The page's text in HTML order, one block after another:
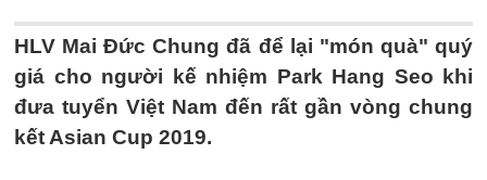
HLV Mai Đức Chung đã để lại "món quà" quý
giá cho người kế nhiệm Park Hang Seo khi
đưa tuyển Việt Nam đến rất gần vòng chung
kết Asian Cup 2019.